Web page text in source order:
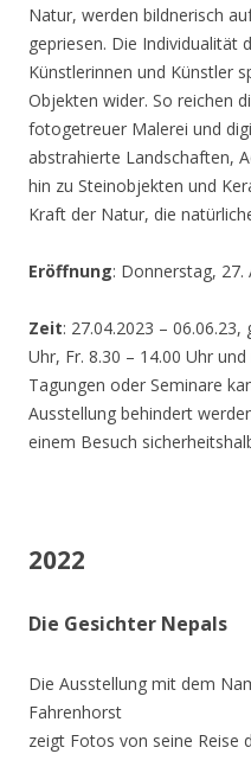
Natur, werden bildnerisch
gepriesen. Die Individualität
Künstlerinnen und Künstler
Objekten wider. So reichen
fotogetreuer Malerei und
abstrahierte Landschaften,
hin zu Steinobjekten und
Kraft der Natur, die
Eröffnung: Donnerstag, 27.
Zeit: 27.04.2023 –
Uhr, Fr. 8.30 – 14.00 Uhr
Tagungen oder Seminare
Ausstellung behindert
einem Besuch
2022
Die Gesichter Nepals
Die Ausstellung mit dem
Fahrenhorst
zeigt Fotos von seine Reise